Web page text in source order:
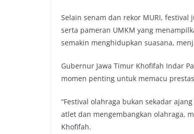
Selain senam dan rekor MURI,
serta pameran UMKM yang
semakin menghidupkan suasana,
Gubernur Jawa Timur Khofifah Indar
momen penting untuk memacu
“Festival olahraga bukan sekadar
atlet dan mengembangkan olahraga,
Khofifah.